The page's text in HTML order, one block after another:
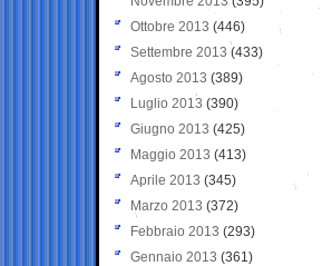
Ottobre 2013 (446)
Settembre 2013 (433)
Agosto 2013 (389)
Luglio 2013 (390)
Giugno 2013 (425)
Maggio 2013 (413)
Aprile 2013 (345)
Marzo 2013 (372)
Febbraio 2013 (293)
Gennaio 2013 (361)